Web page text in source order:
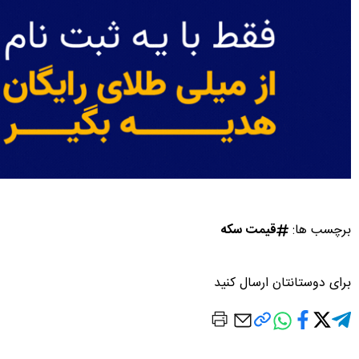
برچسب ها: قیمت سکه
برای دوستانتان ارسال کنید